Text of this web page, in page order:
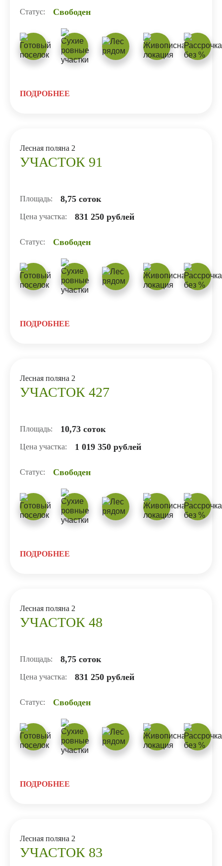
Статус: Свободен
ПОДРОБНЕЕ
Лесная поляна 2
УЧАСТОК 91
Площадь: 8,75 соток
Цена участка: 831 250 рублей
Статус: Свободен
ПОДРОБНЕЕ
Лесная поляна 2
УЧАСТОК 427
Площадь: 10,73 соток
Цена участка: 1 019 350 рублей
Статус: Свободен
ПОДРОБНЕЕ
Лесная поляна 2
УЧАСТОК 48
Площадь: 8,75 соток
Цена участка: 831 250 рублей
Статус: Свободен
ПОДРОБНЕЕ
Лесная поляна 2
УЧАСТОК 83